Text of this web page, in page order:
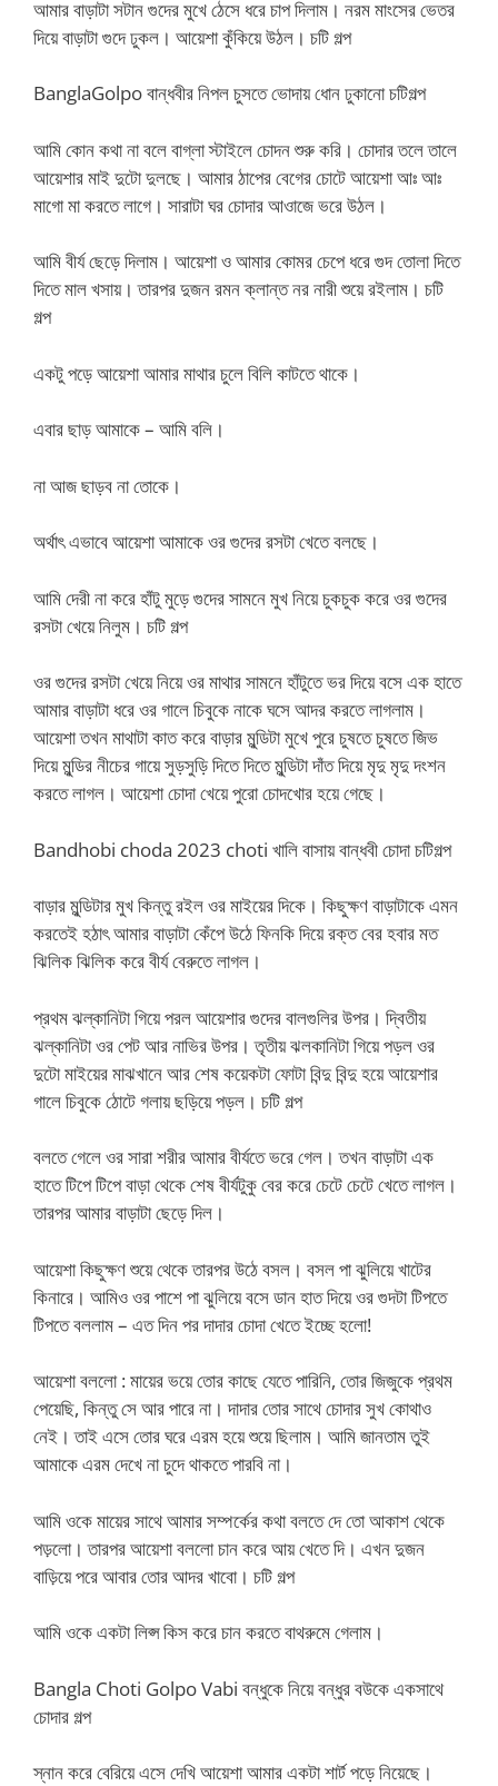
আমার বাড়াটা সটান গুদের মুখে ঠেসে ধরে চাপ দিলাম। নরম মাংসের ভেতর
দিয়ে বাড়াটা গুদে ঢুকল। আয়েশা কুঁকিয়ে উঠল। চটি গল্প
BanglaGolpo বান্ধবীর নিপল চুসতে ভোদায় ধোন ঢুকানো চটিগল্প
আমি কোন কথা না বলে বাগ্লা স্টাইলে চোদন শুরু করি। চোদার তলে তালে
আয়েশার মাই দুটো দুলছে। আমার ঠাপের বেগের চোটে আয়েশা আঃ আঃ
মাগো মা করতে লাগে। সারাটা ঘর চোদার আওাজে ভরে উঠল।
আমি বীর্য ছেড়ে দিলাম। আয়েশা ও আমার কোমর চেপে ধরে গুদ তোলা দিতে
দিতে মাল খসায়। তারপর দুজন রমন ক্লান্ত নর নারী শুয়ে রইলাম। চটি
গল্প
একটু পড়ে আয়েশা আমার মাথার চুলে বিলি কাটতে থাকে।
এবার ছাড় আমাকে – আমি বলি।
না আজ ছাড়ব না তোকে।
অর্থাৎ এভাবে আয়েশা আমাকে ওর গুদের রসটা খেতে বলছে।
আমি দেরী না করে হাঁটু মুড়ে গুদের সামনে মুখ নিয়ে চুকচুক করে ওর গুদের
রসটা খেয়ে নিলুম। চটি গল্প
ওর গুদের রসটা খেয়ে নিয়ে ওর মাথার সামনে হাঁটুতে ভর দিয়ে বসে এক হাতে
আমার বাড়াটা ধরে ওর গালে চিবুকে নাকে ঘসে আদর করতে লাগলাম।
আয়েশা তখন মাথাটা কাত করে বাড়ার মুন্ডিটা মুখে পুরে চুষতে চুষতে জিভ
দিয়ে মুন্ডির নীচের গায়ে সুড়সুড়ি দিতে দিতে মুন্ডিটা দাঁত দিয়ে মৃদু মৃদু দংশন
করতে লাগল। আয়েশা চোদা খেয়ে পুরো চোদখোর হয়ে গেছে।
Bandhobi choda 2023 choti খালি বাসায় বান্ধবী চোদা চটিগল্প
বাড়ার মুন্ডিটার মুখ কিন্তু রইল ওর মাইয়ের দিকে। কিছুক্ষণ বাড়াটাকে এমন
করতেই হঠাৎ আমার বাড়াটা কেঁপে উঠে ফিনকি দিয়ে রক্ত বের হবার মত
ঝিলিক ঝিলিক করে বীর্য বেরুতে লাগল।
প্রথম ঝল্কানিটা গিয়ে পরল আয়েশার গুদের বালগুলির উপর। দ্বিতীয়
ঝল্কানিটা ওর পেট আর নাভির উপর। তৃতীয় ঝলকানিটা গিয়ে পড়ল ওর
দুটো মাইয়ের মাঝখানে আর শেষ কয়েকটা ফোটা বিন্দু বিন্দু হয়ে আয়েশার
গালে চিবুকে ঠোটে গলায় ছড়িয়ে পড়ল। চটি গল্প
বলতে গেলে ওর সারা শরীর আমার বীর্যতে ভরে গেল। তখন বাড়াটা এক
হাতে টিপে টিপে বাড়া থেকে শেষ বীর্যটুকু বের করে চেটে চেটে খেতে লাগল।
তারপর আমার বাড়াটা ছেড়ে দিল।
আয়েশা কিছুক্ষণ শুয়ে থেকে তারপর উঠে বসল। বসল পা ঝুলিয়ে খাটের
কিনারে। আমিও ওর পাশে পা ঝুলিয়ে বসে ডান হাত দিয়ে ওর গুদটা টিপতে
টিপতে বললাম – এত দিন পর দাদার চোদা খেতে ইচ্ছে হলো!
আয়েশা বললো : মায়ের ভয়ে তোর কাছে যেতে পারিনি, তোর জিজুকে প্রথম
পেয়েছি, কিন্তু সে আর পারে না। দাদার তোর সাথে চোদার সুখ কোথাও
নেই। তাই এসে তোর ঘরে এরম হয়ে শুয়ে ছিলাম। আমি জানতাম তুই
আমাকে এরম দেখে না চুদে থাকতে পারবি না।
আমি ওকে মায়ের সাথে আমার সম্পর্কের কথা বলতে দে তো আকাশ থেকে
পড়লো। তারপর আয়েশা বললো চান করে আয় খেতে দি। এখন দুজন
বাড়িয়ে পরে আবার তোর আদর খাবো। চটি গল্প
আমি ওকে একটা লিপ্স কিস করে চান করতে বাথরুমে গেলাম।
Bangla Choti Golpo Vabi বন্ধুকে নিয়ে বন্ধুর বউকে একসাথে
চোদার গল্প
স্নান করে বেরিয়ে এসে দেখি আয়েশা আমার একটা শার্ট পড়ে নিয়েছে।